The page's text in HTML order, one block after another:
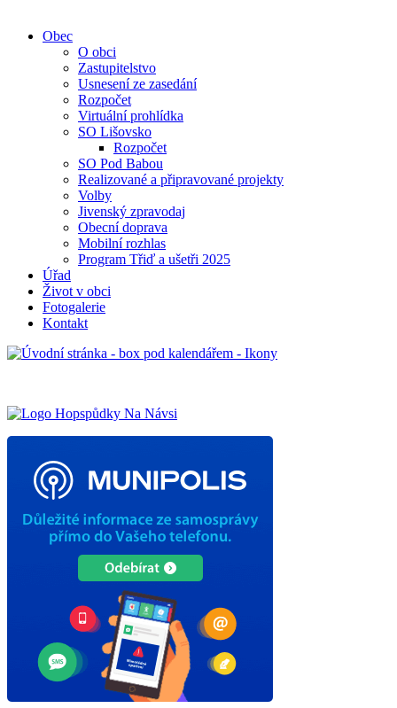
Obec
O obci
Zastupitelstvo
Usnesení ze zasedání
Rozpočet
Virtuální prohlídka
SO Lišovsko
Rozpočet
SO Pod Babou
Realizované a připravované projekty
Volby
Jivenský zpravodaj
Obecní doprava
Mobilní rozhlas
Program Třiď a ušetři 2025
Úřad
Život v obci
Fotogalerie
Kontakt